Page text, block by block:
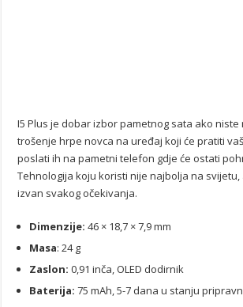
I5 Plus je dobar izbor pametnog sata ako
trošenje hrpe novca na uređaj koji će pratiti
poslati ih na pametni telefon gdje će ostati
Tehnologija koju koristi nije najbolja na svijetu,
izvan svakog očekivanja.
Dimenzije: 46 × 18,7 × 7,9 mm
Masa: 24 g
Zaslon: 0,91 inča, OLED dodirnik
Baterija: 75 mAh, 5-7 dana u stanju